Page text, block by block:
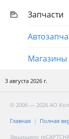
Запчасти
Магазины
3 августа 2026 г.
© 2006 — 2026 АО
Главная Полная
Защищено